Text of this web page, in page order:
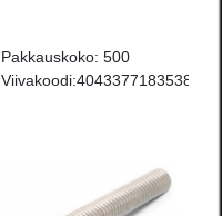
Pakkauskoko: 500
Viivakoodi:4043377183538